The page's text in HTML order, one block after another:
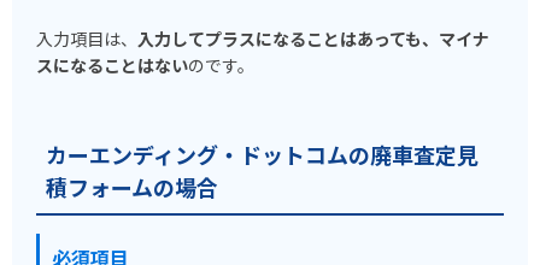
入力項目は、 入力してプラスになることはあっても、マイナ
スになることはないのです。
カーエンディング・ドットコムの廃車査定見
積フォームの場合
必須項目